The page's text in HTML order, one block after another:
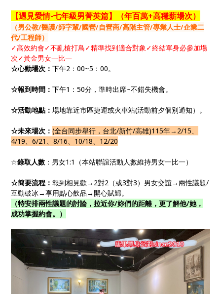
【遇見愛情-七年級男菁英篇】（年百萬+高穩薪場次）
（男公教/醫護/師字輩/國營/自營商/高階主管/專業人士/企業二
代/工程師）
✓高效約會✓不亂槍打鳥✓精準找到適合對象✓終結單身必參加場
次✓黃金男女一比一
☆心動場次：下午2：00~5：00。
☆報到時間：下午1：50分，準時出席~不錯失機會。
☆活動地點：場地靠近市區捷運或火車站(活動前夕個別通知）。
☆未來場次：(全台同步舉行，台北/新竹/高雄)115年→2/15、
4/19、6/21、8/16、10/18、12/20
☆錄取人數 ：男女1:1（本站聯誼活動人數維持男女一比一）
☆簡要流程：報到相見歡→2對2（或3對3）男女交誼→兩性議題/
互動破冰→享用點心飲品→開心賦歸。
（特安排兩性議題的討論，拉近你/妳們的距離，更了解他/她，
成功掌握約會。）